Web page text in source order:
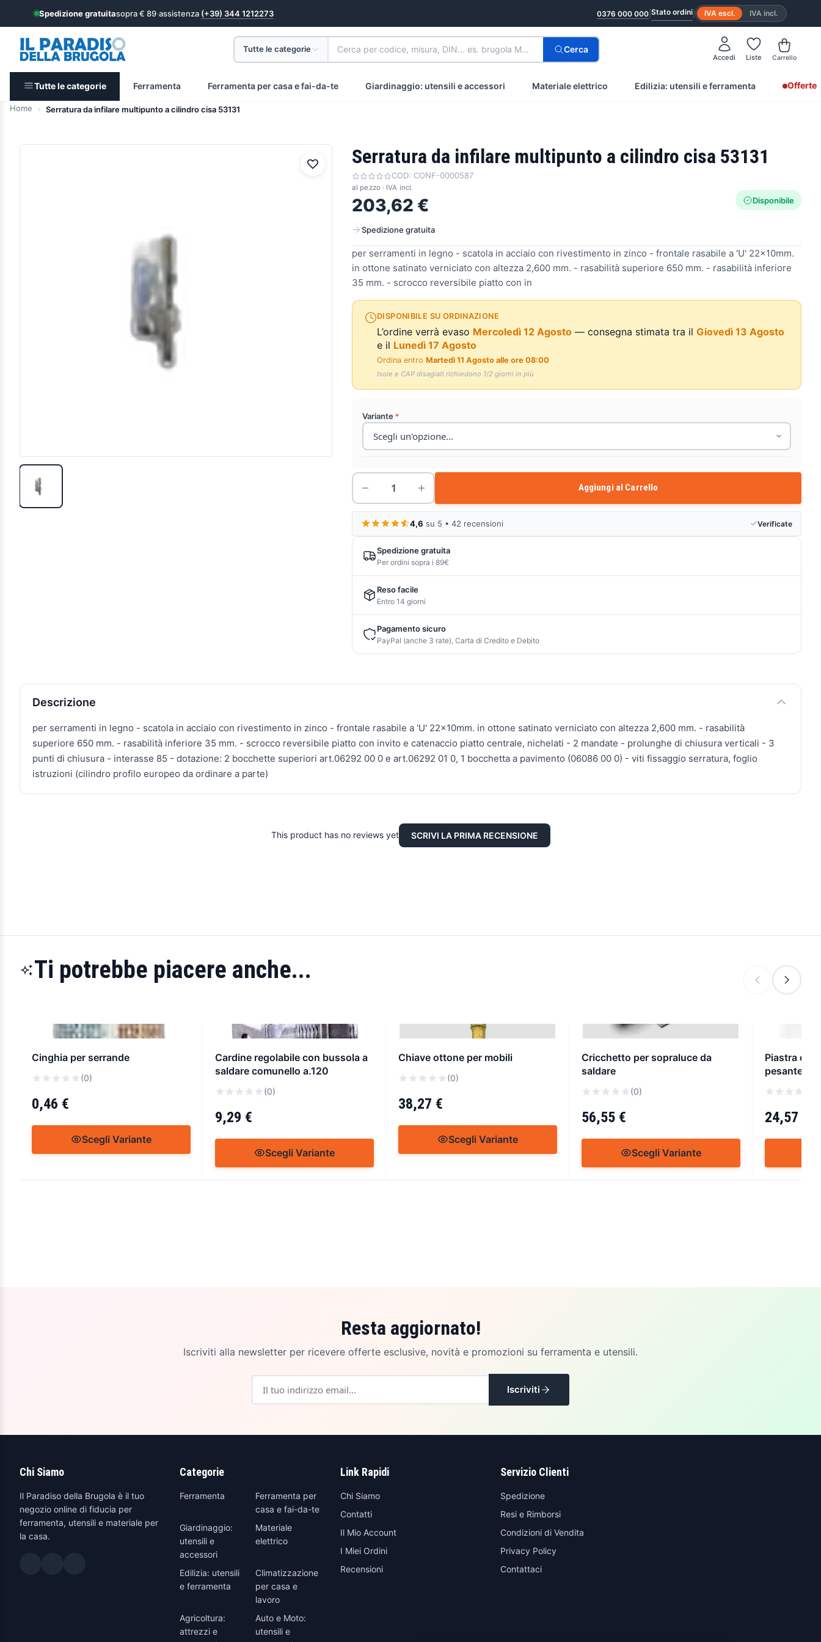
Spedizione gratuitasopra € 89·assistenza (+39) 344 1212273 0376 000 000 Stato ordini IVA escl. IVA incl.
Tutte le categorie Cerca per codice, misura, DIN... es. brugola M8 inox Cerca
Accedi Liste Carrello
Tutte le categorie Ferramenta Ferramenta per casa e fai-da-te Giardinaggio: utensili e accessori Materiale elettrico Edilizia: utensili e ferramenta Offerte
Home Serratura da infilare multipunto a cilindro cisa 53131
Serratura da infilare multipunto a cilindro cisa 53131
COD: CONF-0000587
al pezzo · IVA incl.
203,62 € Disponibile
Spedizione gratuita
per serramenti in legno - scatola in acciaio con rivestimento in zinco - frontale rasabile a 'U' 22x10mm.
in ottone satinato verniciato con altezza 2,600 mm. - rasabilità superiore 650 mm. - rasabilità inferiore
35 mm. - scrocco reversibile piatto con in
DISPONIBILE SU ORDINAZIONE
L’ordine verrà evaso Mercoledì 12 Agosto — consegna stimata tra il Giovedì 13 Agosto
e il Lunedì 17 Agosto
Ordina entro Martedì 11 Agosto alle ore 08:00
Isole e CAP disagiati richiedono 1/2 giorni in più
Variante
Aggiungi al Carrello
4,6 su 5 • 42 recensioni Verificate
Spedizione gratuita
Per ordini sopra i 89€
Reso facile
Entro 14 giorni
Pagamento sicuro
PayPal (anche 3 rate), Carta di Credito e Debito
Descrizione e caratteristiche
Descrizione
per serramenti in legno - scatola in acciaio con rivestimento in zinco - frontale rasabile a 'U' 22x10mm. in ottone satinato verniciato con altezza 2,600 mm. - rasabilità
superiore 650 mm. - rasabilità inferiore 35 mm. - scrocco reversibile piatto con invito e catenaccio piatto centrale, nichelati - 2 mandate - prolunghe di chiusura verticali - 3
punti di chiusura - interasse 85 - dotazione: 2 bocchette superiori art.06292 00 0 e art.06292 01 0, 1 bocchetta a pavimento (06086 00 0) - viti fissaggio serratura, foglio
istruzioni (cilindro profilo europeo da ordinare a parte)
This product has no reviews yet SCRIVI LA PRIMA RECENSIONE
Ti potrebbe piacere anche...
Cinghia per serrande
(0)
0,46 €
Scegli Variante
Cardine regolabile con bussola a
saldare comunello a.120
(0)
9,29 €
Scegli Variante
Chiave ottone per mobili
(0)
38,27 €
Scegli Variante
Cricchetto per sopraluce da
saldare
(0)
56,55 €
Scegli Variante
Piastra di
pesante
24,57 €
Resta aggiornato!
Iscriviti alla newsletter per ricevere offerte esclusive, novità e promozioni su ferramenta e utensili.
Iscriviti
Chi Siamo
Il Paradiso della Brugola è il tuo
negozio online di fiducia per
ferramenta, utensili e materiale per
la casa.
Categorie
Ferramenta
Ferramenta per
casa e fai-da-te
Giardinaggio:
utensili e
accessori
Materiale
elettrico
Edilizia: utensili
e ferramenta
Climatizzazione
per casa e
lavoro
Agricoltura:
attrezzi e
Auto e Moto:
utensili e
Link Rapidi
Chi Siamo
Contatti
Il Mio Account
I Miei Ordini
Recensioni
Servizio Clienti
Spedizione
Resi e Rimborsi
Condizioni di Vendita
Privacy Policy
Contattaci